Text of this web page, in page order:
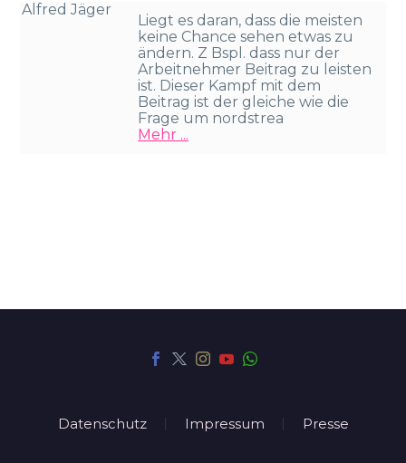
Alfred Jäger
Liegt es daran, dass die meisten
keine Chance sehen etwas zu
ändern. Z Bspl. dass nur der
Arbeitnehmer Beitrag zu leisten
ist. Dieser Kampf mit dem
Beitrag ist der gleiche wie die
Frage um nordstrea
Mehr ...
Datenschutz Impressum Presse